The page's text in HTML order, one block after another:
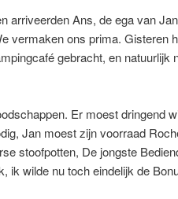
arriveerden Ans, de ega van
vermaken ons prima. Gisteren
gebracht, en natuurlijk
Er moest dringend
Jan moest zijn voorraad
stoofpotten, De jongste
ik wilde nu toch eindelijk de